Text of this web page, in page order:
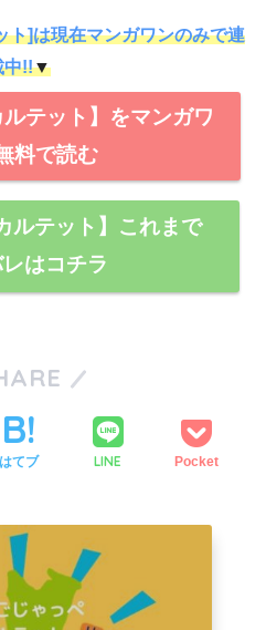
ト]は現在マンガワンのみで連
中!!▼
ルテット】をマンガワ
料で読む
ルテット】これまで
はコチラ
はてブ LINE Pocket